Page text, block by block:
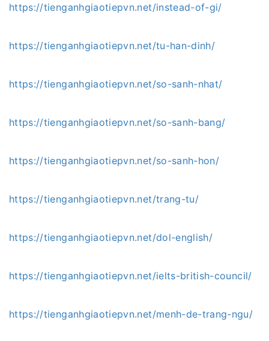
https://tienganhgiaotiepvn.net/instead-of-gi/
https://tienganhgiaotiepvn.net/tu-han-dinh/
https://tienganhgiaotiepvn.net/so-sanh-nhat/
https://tienganhgiaotiepvn.net/so-sanh-bang/
https://tienganhgiaotiepvn.net/so-sanh-hon/
https://tienganhgiaotiepvn.net/trang-tu/
https://tienganhgiaotiepvn.net/dol-english/
https://tienganhgiaotiepvn.net/ielts-british-council/
https://tienganhgiaotiepvn.net/menh-de-trang-ngu/